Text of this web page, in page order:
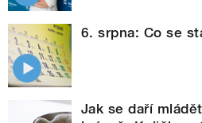
6. srpna: Co se
Jak se daří